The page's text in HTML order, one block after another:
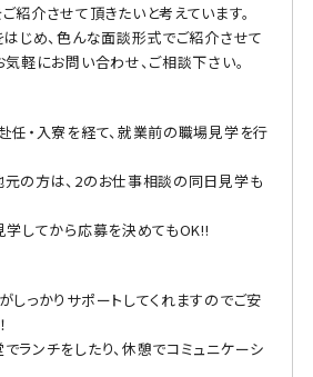
紹介させて頂きたいと考えています。
じめ、色んな面談形式でご紹介させて
気軽にお問い合わせ、ご相談下さい。
任・入寮を経て、就業前の職場見学を行
の方は、2のお仕事相談の同日見学も
学してから応募を決めてもOK!!
しっかりサポートしてくれますのでご安
ランチをしたり、休憩でコミュニケーシ